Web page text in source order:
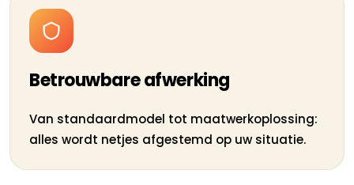
Betrouwbare afwerking
Van standaardmodel tot maatwerkoplossing:
alles wordt netjes afgestemd op uw situatie.